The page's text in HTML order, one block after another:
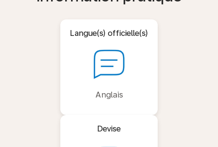
Langue(s) officielle(s)
Anglais
Devise